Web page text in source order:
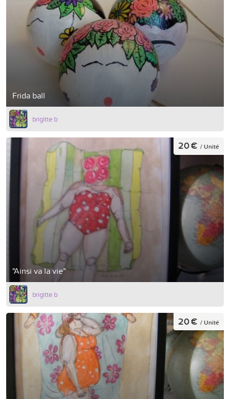
Frida ball
brigitte b
"Ainsi va la vie"
20 € / Unité
brigitte b
20 € / Unité